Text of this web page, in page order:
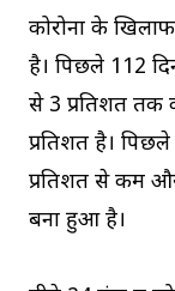
कोरोना के
है। पिछले 112
से 3 प्रतिशत तक
प्रतिशत है। पिछले
प्रतिशत से कम
बना हुआ है।